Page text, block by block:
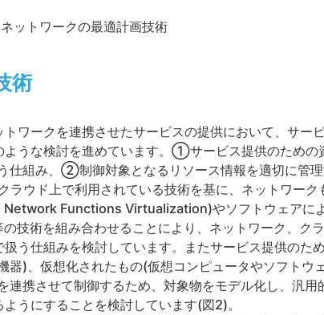
ットワークの最適計画技術
術
ワークを連携させたサービスの提供において、サービ
うな検討を進めています。①サービス提供のための
仕組み、②制御対象となるリソース情報を適切に管
ウド上で利用されている技術を基に、ネットワーク
Network Functions Virtualization)やソフトウェアに
術を組み合わせることにより、ネットワーク、ク
う仕組みを検討しています。またサービス提供のた
)、仮想化されたもの(仮想コンピュータやソフトウ
連携させて制御するため、対象物をモデル化し、汎用
うにすることを検討しています(図2)。